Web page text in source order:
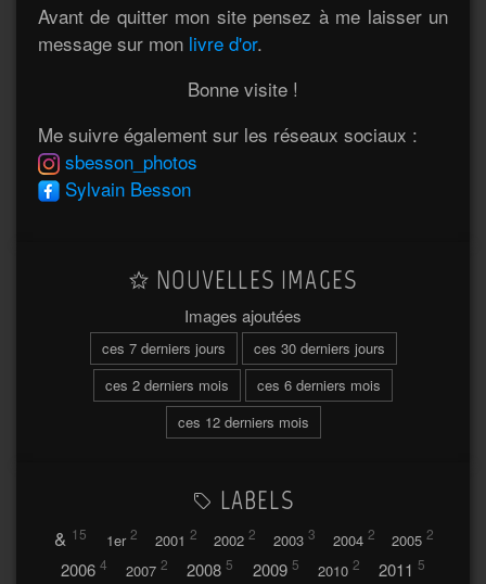
Avant de quitter mon site pensez à me laisser un
message sur mon livre d'or.
Bonne visite !
Me suivre également sur les réseaux sociaux :
sbesson_photos
Sylvain Besson
NOUVELLES IMAGES
Images ajoutées
ces 7 derniers jours
ces 30 derniers jours
ces 2 derniers mois
ces 6 derniers mois
ces 12 derniers mois
LABELS
& 15 1er 2 2001 2 2002 2 2003 3 2004 2 2005 2
2006 4 2007 2 2008 5 2009 5 2010 2 2011 5